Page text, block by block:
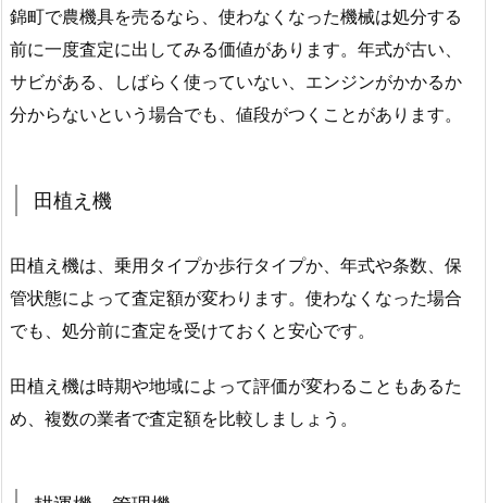
錦町で農機具を売るなら、使わなくなった機械は処分する
前に一度査定に出してみる価値があります。年式が古い、
サビがある、しばらく使っていない、エンジンがかかるか
分からないという場合でも、値段がつくことがあります。
田植え機
田植え機は、乗用タイプか歩行タイプか、年式や条数、保
管状態によって査定額が変わります。使わなくなった場合
でも、処分前に査定を受けておくと安心です。
田植え機は時期や地域によって評価が変わることもあるた
め、複数の業者で査定額を比較しましょう。